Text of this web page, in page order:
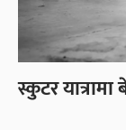
स्कुटर